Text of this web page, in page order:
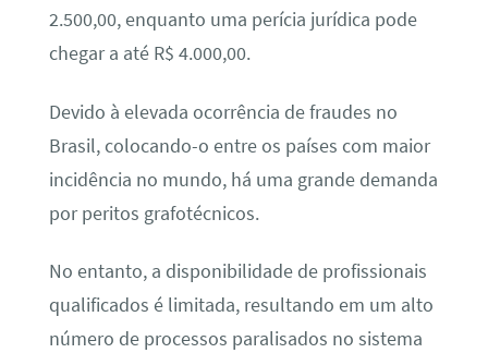
2.500,00, enquanto uma perícia jurídica pode
chegar a até R$ 4.000,00.
Devido à elevada ocorrência de fraudes no
Brasil, colocando-o entre os países com maior
incidência no mundo, há uma grande demanda
por peritos grafotécnicos.
No entanto, a disponibilidade de profissionais
qualificados é limitada, resultando em um alto
número de processos paralisados no sistema